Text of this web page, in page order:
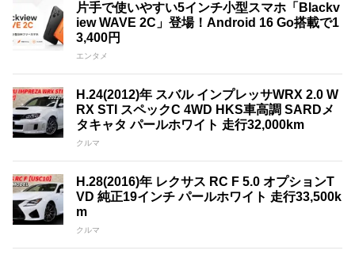
片手で使いやすい5インチ小型スマホ「Blackv
iew WAVE 2C」登場！Android 16 Go搭載で1
3,400円
エンタメ
H.24(2012)年 スバル インプレッサWRX 2.0 W
RX STI スペックC 4WD HKS車高調 SARDメ
タキャタ パールホワイト 走行32,000km
クルマ
H.28(2016)年 レクサス RC F 5.0 オプションT
VD 純正19インチ パールホワイト 走行33,500k
m
クルマ